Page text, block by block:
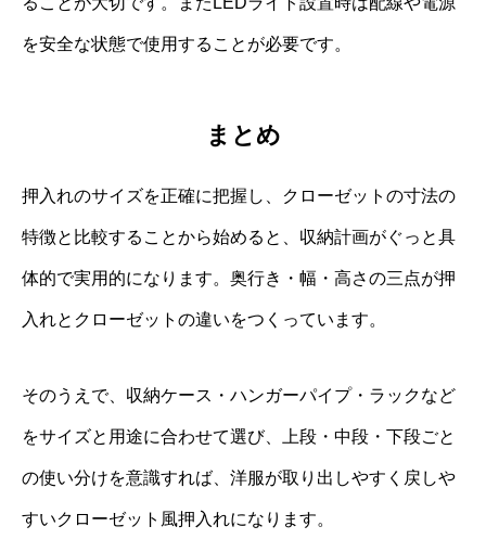
を安全な状態で使用することが必要です。
まとめ
押入れのサイズを正確に把握し、クローゼットの寸法の
特徴と比較することから始めると、収納計画がぐっと具
体的で実用的になります。奥行き・幅・高さの三点が押
入れとクローゼットの違いをつくっています。
そのうえで、収納ケース・ハンガーパイプ・ラックなど
をサイズと用途に合わせて選び、上段・中段・下段ごと
の使い分けを意識すれば、洋服が取り出しやすく戻しや
すいクローゼット風押入れになります。